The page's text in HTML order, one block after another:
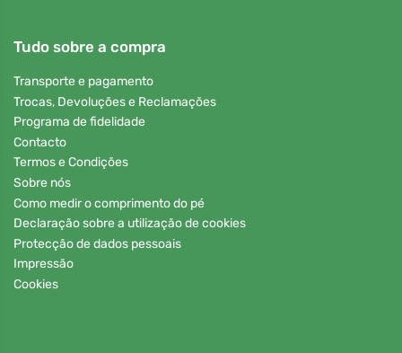
Tudo sobre a compra
Transporte e pagamento
Trocas, Devoluções e Reclamações
Programa de fidelidade
Contacto
Termos e Condições
Sobre nós
Como medir o comprimento do pé
Declaração sobre a utilização de cookies
Protecção de dados pessoais
Impressão
Cookies